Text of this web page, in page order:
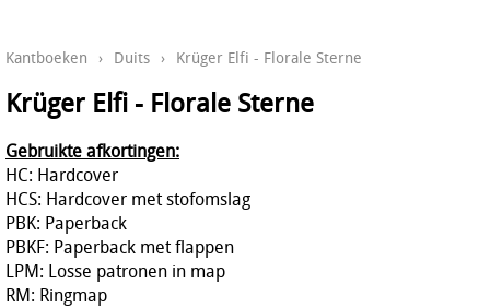
Kantboeken › Duits › Krüger Elfi - Florale Sterne
Krüger Elfi - Florale Sterne
Gebruikte afkortingen:
HC: Hardcover
HCS: Hardcover met stofomslag
PBK: Paperback
PBKF: Paperback met flappen
LPM: Losse patronen in map
RM: Ringmap